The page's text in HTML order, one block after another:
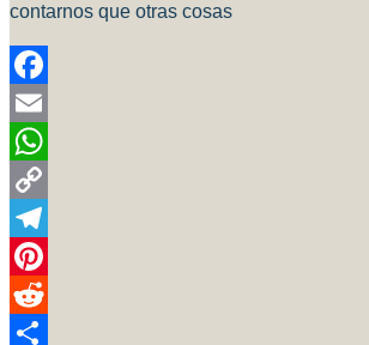
contarnos que otras cosas
Facebook
Email
WhatsApp
Copy
Link
Telegram
Pinterest
Reddit